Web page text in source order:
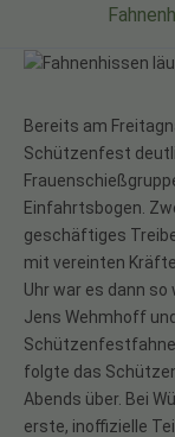
Bereits am
Schützenfest
Einfahrtsbogen.
geschäftiges
mit vereinten
Uhr war es dann so
Jens Wehmhoff
Schützenfestfahne
folgte das
Abends über. Bei
erste, inoffizielle